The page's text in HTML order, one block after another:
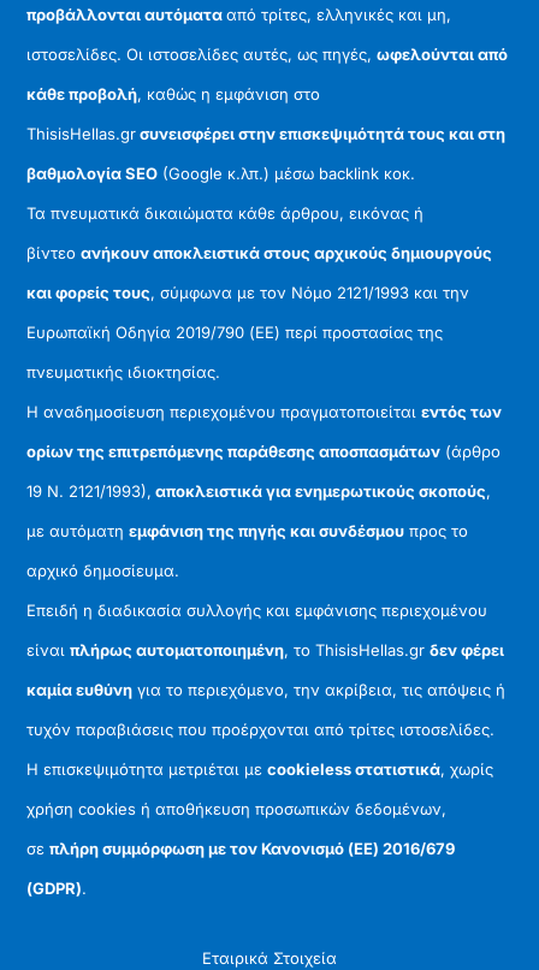
προβάλλονται αυτόματααπό τρίτες, ελληνικές και μη,
ιστοσελίδες. Οι ιστοσελίδες αυτές, ως πηγές,ωφελούνται από
κάθε προβολή, καθώς η εμφάνιση στο
ThisisHellas.grσυνεισφέρει στην επισκεψιμότητά τους και στη
βαθμολογία SEO (Google κ.λπ.) μέσω backlink κοκ.
Τα πνευματικά δικαιώματα κάθε άρθρου, εικόνας ή
βίντεοανήκουν αποκλειστικά στους αρχικούς δημιουργούς
και φορείς τους, σύμφωνα με τον Νόμο 2121/1993 και την
Ευρωπαϊκή Οδηγία 2019/790 (ΕΕ) περί προστασίας της
πνευματικής ιδιοκτησίας.
Η αναδημοσίευση περιεχομένου πραγματοποιείταιεντός των
ορίων της επιτρεπόμενης παράθεσης αποσπασμάτων (άρθρο
19 Ν. 2121/1993), αποκλειστικά για ενημερωτικούς σκοπούς,
με αυτόματηεμφάνιση της πηγής και συνδέσμου προς το
αρχικό δημοσίευμα.
Επειδή η διαδικασία συλλογής και εμφάνισης περιεχομένου
είναιπλήρως αυτοματοποιημένη, το ThisisHellas.grδεν φέρει
καμία ευθύνη για το περιεχόμενο, την ακρίβεια, τις απόψεις ή
τυχόν παραβιάσεις που προέρχονται από τρίτες ιστοσελίδες.
Η επισκεψιμότητα μετριέται μεcookieless στατιστικά, χωρίς
χρήση cookies ή αποθήκευση προσωπικών δεδομένων,
σεπλήρη συμμόρφωση με τον Κανονισμό (ΕΕ) 2016/679
(GDPR).
Εταιρικά Στοιχεία